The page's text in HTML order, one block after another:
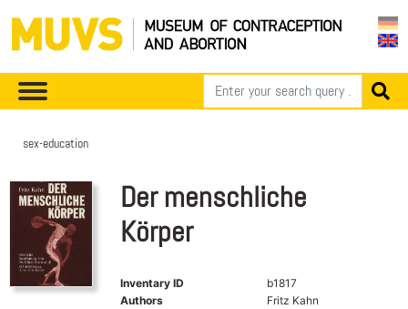
sex-education
Der menschliche
Körper
Inventary ID
b1817
Authors
Fritz Kahn